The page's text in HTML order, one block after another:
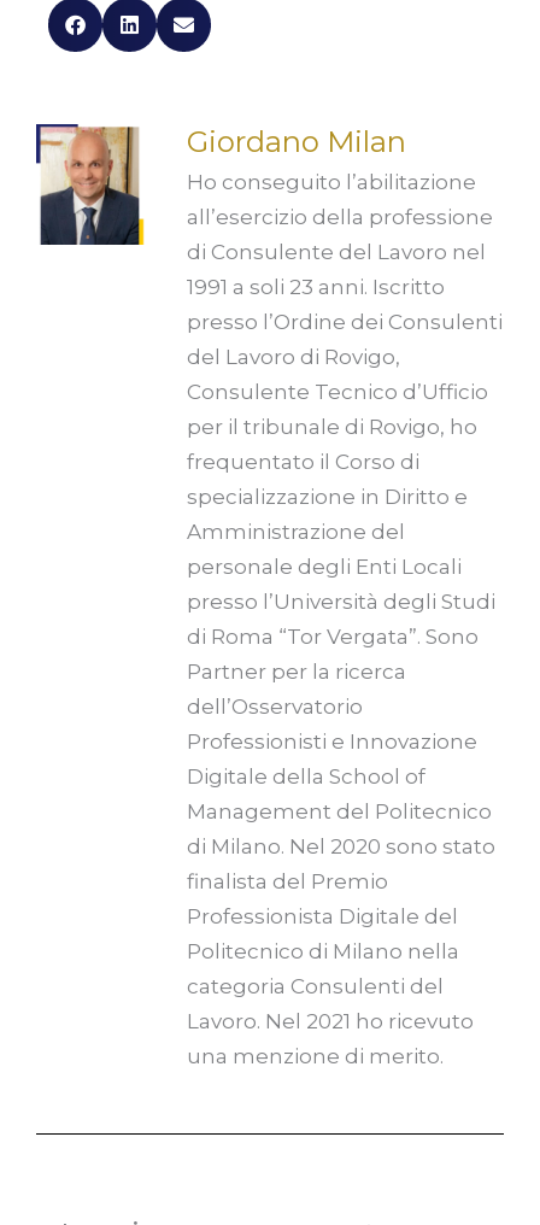
Giordano Milan
Ho conseguito l’abilitazione
all’esercizio della professione
di Consulente del Lavoro nel
1991 a soli 23 anni. Iscritto
presso l’Ordine dei Consulenti
del Lavoro di Rovigo,
Consulente Tecnico d’Ufficio
per il tribunale di Rovigo, ho
frequentato il Corso di
specializzazione in Diritto e
Amministrazione del
personale degli Enti Locali
presso l’Università degli Studi
di Roma “Tor Vergata”. Sono
Partner per la ricerca
dell’Osservatorio
Professionisti e Innovazione
Digitale della School of
Management del Politecnico
di Milano. Nel 2020 sono stato
finalista del Premio
Professionista Digitale del
Politecnico di Milano nella
categoria Consulenti del
Lavoro. Nel 2021 ho ricevuto
una menzione di merito.